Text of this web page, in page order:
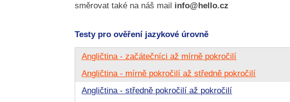
směrovat také na náš mail info@hello.cz
Testy pro ověření jazykové úrovně
Angličtina - začátečníci až mírně pokročilí
Angličtina - mírně pokročilí až středně pokročilí
Angličtina - středně pokročilí až pokročilí